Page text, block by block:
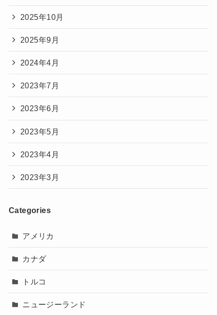
2025年10月
2025年9月
2024年4月
2023年7月
2023年6月
2023年5月
2023年4月
2023年3月
Categories
アメリカ
カナダ
トルコ
ニュージーランド